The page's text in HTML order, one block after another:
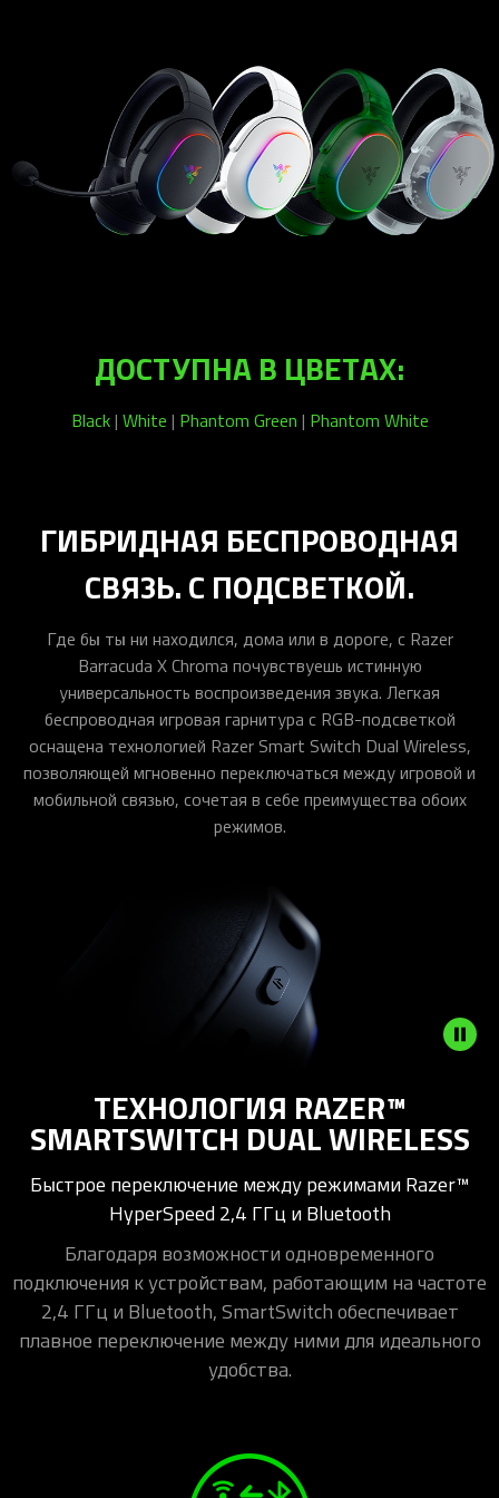
ДОСТУПНА В ЦВЕТАХ:
Black| White | Phantom Green | Phantom White
ГИБРИДНАЯ БЕСПРОВОДНАЯ
СВЯЗЬ. С ПОДСВЕТКОЙ.
Где бы ты ни находился, дома или в дороге, с Razer
Barracuda X Chroma почувствуешь истинную
универсальность воспроизведения звука. Легкая
беспроводная игровая гарнитура с RGB-подсветкой
оснащена технологией Razer Smart Switch Dual Wireless,
позволяющей мгновенно переключаться между игровой и
мобильной связью, сочетая в себе преимущества обоих
режимов.
ТЕХНОЛОГИЯ RAZER™
SMARTSWITCH DUAL WIRELESS
Быстрое переключение между режимами Razer™
HyperSpeed 2,4 ГГц и Bluetooth
Благодаря возможности одновременного
подключения к устройствам, работающим на частоте
2,4 ГГц и Bluetooth, SmartSwitch обеспечивает
плавное переключение между ними для идеального
удобства.